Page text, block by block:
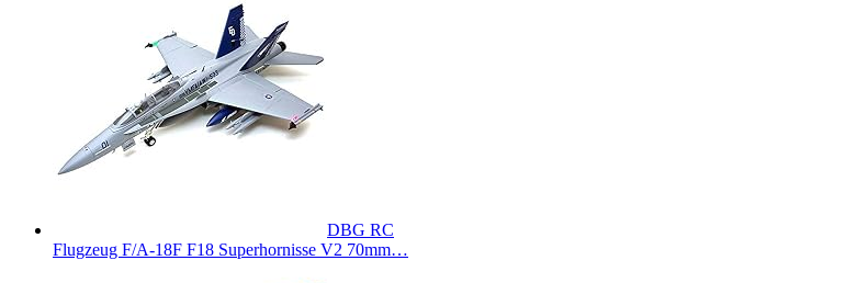
DBG RC
Flugzeug F/A-18F F18 Superhornisse V2 70mm…